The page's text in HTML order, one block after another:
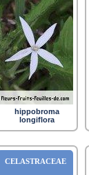
hippobroma
longiflora
CELASTRACEAE